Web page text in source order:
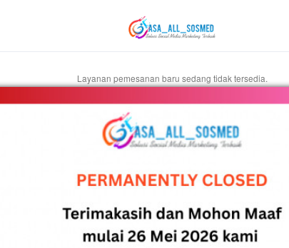
Layanan pemesanan baru sedang tidak tersedia.
Pelanggan Yth. Terimakasih & Mohon Maaf kami akan
menutup operasional secara bertahap, kami tetap akan
menyelesaikan order yang masih dalam proses. Hubungi
masih terdapat kendala.
Cek Status Pesanan